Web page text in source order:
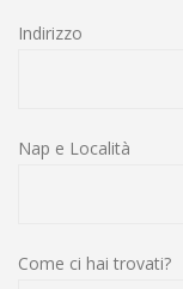
Indirizzo
Nap e Località
Come ci hai trovati?